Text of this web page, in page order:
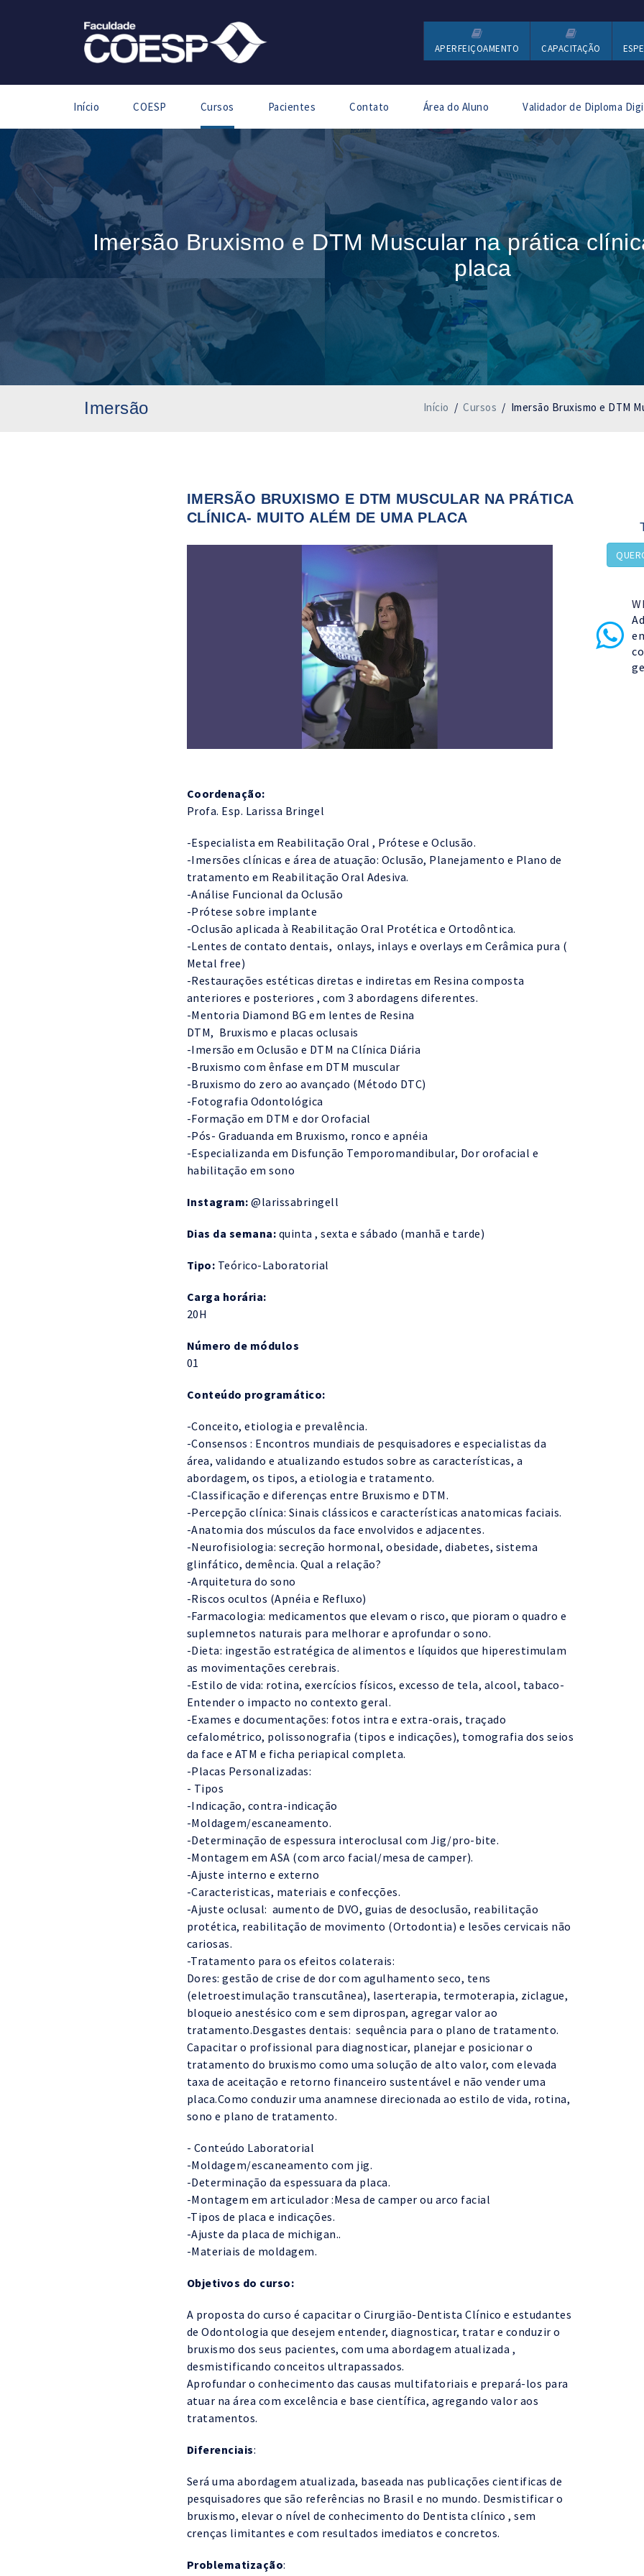
APERFEIÇOAMENTO CAPACITAÇÃO
Início COESP Cursos Pacientes Contato Área do Aluno Validador de Diploma
Imersão Bruxismo e DTM Muscular na prática
placa
Imersão Início / Cursos / Imersão Bruxismo e DTM
IMERSÃO BRUXISMO E DTM MUSCULAR NA PRÁTICA
CLÍNICA- MUITO ALÉM DE UMA PLACA
Coordenação:
Profa. Esp. Larissa Bringel
-Especialista em Reabilitação Oral , Prótese e Oclusão.
-Imersões clínicas e área de atuação: Oclusão, Planejamento e Plano de
tratamento em Reabilitação Oral Adesiva.
-Análise Funcional da Oclusão
-Prótese sobre implante
-Oclusão aplicada à Reabilitação Oral Protética e Ortodôntica.
-Lentes de contato dentais, onlays, inlays e overlays em Cerâmica pura (
Metal free)
-Restaurações estéticas diretas e indiretas em Resina composta
anteriores e posteriores , com 3 abordagens diferentes.
-Mentoria Diamond BG em lentes de Resina
DTM, Bruxismo e placas oclusais
-Imersão em Oclusão e DTM na Clínica Diária
-Bruxismo com ênfase em DTM muscular
-Bruxismo do zero ao avançado (Método DTC)
-Fotografia Odontológica
-Formação em DTM e dor Orofacial
-Pós- Graduanda em Bruxismo, ronco e apnéia
-Especializanda em Disfunção Temporomandibular, Dor orofacial e
habilitação em sono
Instagram: @‌larissabringell
Dias da semana: quinta , sexta e sábado (manhã e tarde)
Tipo: Teórico-Laboratorial
Carga horária:
20H
Número de módulos
01
Conteúdo programático:
-Conceito, etiologia e prevalência.
-Consensos : Encontros mundiais de pesquisadores e especialistas da
área, validando e atualizando estudos sobre as características, a
abordagem, os tipos, a etiologia e tratamento.
-Classificação e diferenças entre Bruxismo e DTM.
-Percepção clínica: Sinais clássicos e características anatomicas faciais.
-Anatomia dos músculos da face envolvidos e adjacentes.
-Neurofisiologia: secreção hormonal, obesidade, diabetes, sistema
glinfático, demência. Qual a relação?
-Arquitetura do sono
-Riscos ocultos (Apnéia e Refluxo)
-Farmacologia: medicamentos que elevam o risco, que pioram o quadro e
suplemnetos naturais para melhorar e aprofundar o sono.
-Dieta: ingestão estratégica de alimentos e líquidos que hiperestimulam
as movimentações cerebrais.
-Estilo de vida: rotina, exercícios físicos, excesso de tela, alcool, tabaco-
Entender o impacto no contexto geral.
-Exames e documentações: fotos intra e extra-orais, traçado
cefalométrico, polissonografia (tipos e indicações), tomografia dos seios
da face e ATM e ficha periapical completa.
-Placas Personalizadas:
- Tipos
-Indicação, contra-indicação
-Moldagem/escaneamento.
-Determinação de espessura interoclusal com Jig/pro-bite.
-Montagem em ASA (com arco facial/mesa de camper).
-Ajuste interno e externo
-Caracteristicas, materiais e confecções.
-Ajuste oclusal: aumento de DVO, guias de desoclusão, reabilitação
protética, reabilitação de movimento (Ortodontia) e lesões cervicais não
cariosas.
-Tratamento para os efeitos colaterais:
Dores: gestão de crise de dor com agulhamento seco, tens
(eletroestimulação transcutânea), laserterapia, termoterapia, ziclague,
bloqueio anestésico com e sem diprospan, agregar valor ao
tratamento.Desgastes dentais: sequência para o plano de tratamento.
Capacitar o profissional para diagnosticar, planejar e posicionar o
tratamento do bruxismo como uma solução de alto valor, com elevada
taxa de aceitação e retorno financeiro sustentável e não vender uma
placa.Como conduzir uma anamnese direcionada ao estilo de vida, rotina,
sono e plano de tratamento.
- Conteúdo Laboratorial
-Moldagem/escaneamento com jig.
-Determinação da espessuara da placa.
-Montagem em articulador :Mesa de camper ou arco facial
-Tipos de placa e indicações.
-Ajuste da placa de michigan..
-Materiais de moldagem.
Objetivos do curso:
A proposta do curso é capacitar o Cirurgião-Dentista Clínico e estudantes
de Odontologia que desejem entender, diagnosticar, tratar e conduzir o
bruxismo dos seus pacientes, com uma abordagem atualizada ,
desmistificando conceitos ultrapassados.
Aprofundar o conhecimento das causas multifatoriais e prepará-los para
atuar na área com excelência e base científica, agregando valor aos
tratamentos.
Diferenciais:
Será uma abordagem atualizada, baseada nas publicações cientificas de
pesquisadores que são referências no Brasil e no mundo. Desmistificar o
bruxismo, elevar o nível de conhecimento do Dentista clínico , sem
crenças limitantes e com resultados imediatos e concretos.
Problematização: